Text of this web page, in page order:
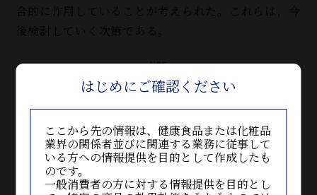
合的に作用していることが考えられた。これらは，今
後検討していく次第である。
はじめにご確認ください
ここから先の情報は、健康食品または化粧品
業界の関係者並びに関連する業務に従事して
いる方への情報提供を目的として作成したも
のです。
一般消費者の方に対する情報提供を目的とし